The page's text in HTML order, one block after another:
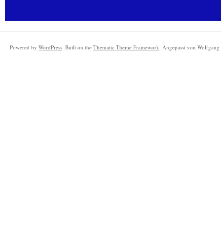
Powered by WordPress. Built on the Thematic Theme Framework. Angepasst von